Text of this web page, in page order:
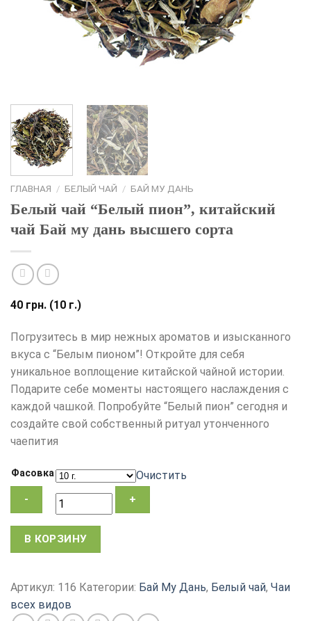
ГЛАВНАЯ / БЕЛЫЙ ЧАЙ / БАЙ МУ ДАНЬ
Белый чай “Белый пион”, китайский
чай Бай му дань высшего сорта
40 грн. (10 г.)
Погрузитесь в мир нежных ароматов и изысканного
вкуса с “Белым пионом”! Откройте для себя
уникальное воплощение китайской чайной истории.
Подарите себе моменты настоящего наслаждения с
каждой чашкой. Попробуйте “Белый пион” сегодня и
создайте свой собственный ритуал утонченного
чаепития
Фасовка Очистить
Количество
чай
"Белый
пион",
В КОРЗИНУ
Артикул: 116 Категории: Бай Му Дань, Белый чай, Чаи
всех видов